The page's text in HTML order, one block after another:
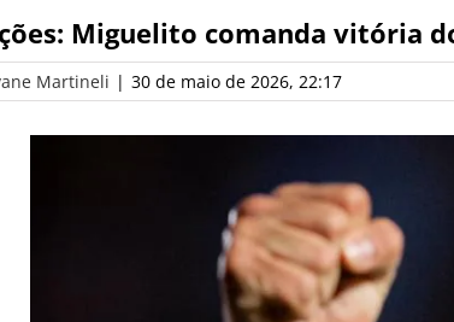
Miguelito comanda vitória
Martineli | 30 de maio de 2026, 22:17